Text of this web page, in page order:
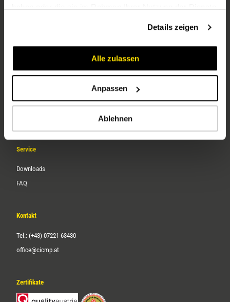
Details zeigen
Alle zulassen
Anpassen
Ablehnen
Über uns
Service
Downloads
FAQ
Kontakt
Tel.: (+43) 07221 63430
office@cicmp.at
Zertifikate